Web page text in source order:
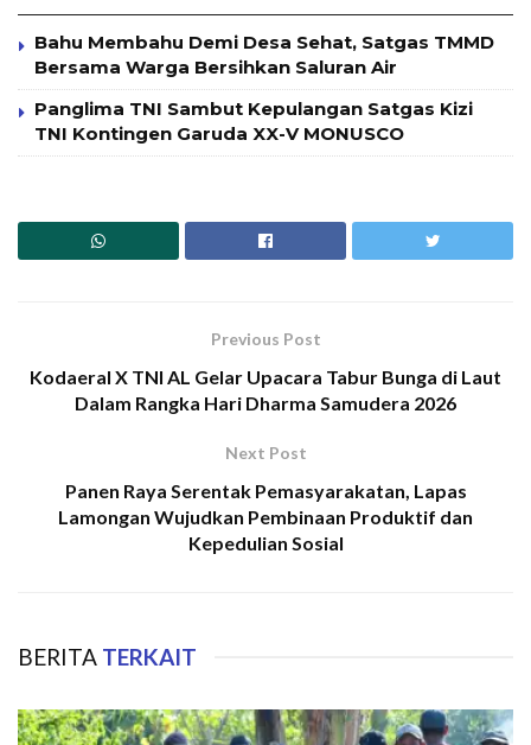
Bahu Membahu Demi Desa Sehat, Satgas TMMD
Bersama Warga Bersihkan Saluran Air
Panglima TNI Sambut Kepulangan Satgas Kizi
TNI Kontingen Garuda XX-V MONUSCO
Previous Post
Kodaeral X TNI AL Gelar Upacara Tabur Bunga di Laut
Dalam Rangka Hari Dharma Samudera 2026
Next Post
Panen Raya Serentak Pemasyarakatan, Lapas
Lamongan Wujudkan Pembinaan Produktif dan
Kepedulian Sosial
BERITA TERKAIT